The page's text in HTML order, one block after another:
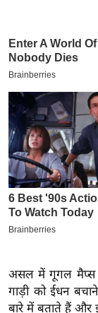
खे
ल
क्रि
के
ट
I
P
L
2
क्रा
इ
असल में गूगल मैप्स
गाड़ी को ईधन
बारे में बताते हैं